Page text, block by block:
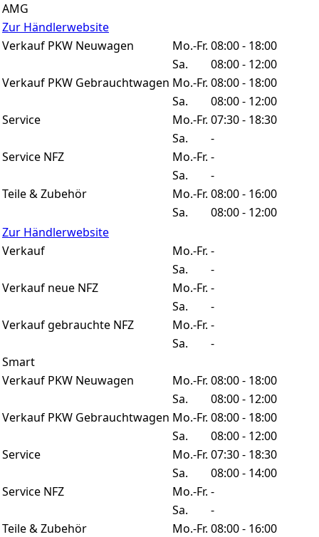
AMG
Zur Händlerwebsite
Verkauf PKW Neuwagen
Mo.-Fr. 08:00 - 18:00
Sa.
08:00 - 12:00
Verkauf PKW Gebrauchtwagen Mo.-Fr. 08:00 - 18:00
Sa.
08:00 - 12:00
Service
Mo.-Fr. 07:30 - 18:30
Sa.
-
Service NFZ
Mo.-Fr. -
Sa.
-
Teile & Zubehör
Mo.-Fr. 08:00 - 16:00
Sa.
08:00 - 12:00
Zur Händlerwebsite
Verkauf
Mo.-Fr. -
Sa.
-
Verkauf neue NFZ
Mo.-Fr. -
Sa.
-
Verkauf gebrauchte NFZ
Mo.-Fr. -
Sa.
-
Smart
Verkauf PKW Neuwagen
Mo.-Fr. 08:00 - 18:00
Sa.
08:00 - 12:00
Verkauf PKW Gebrauchtwagen Mo.-Fr. 08:00 - 18:00
Sa.
08:00 - 12:00
Service
Mo.-Fr. 07:30 - 18:30
Sa.
08:00 - 14:00
Service NFZ
Mo.-Fr. -
Sa.
-
Teile & Zubehör
Mo.-Fr. 08:00 - 16:00